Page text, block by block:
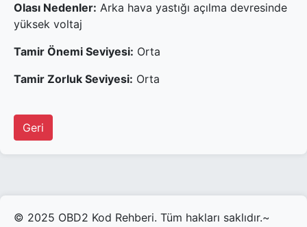
Olası Nedenler: Arka hava yastığı açılma devresinde
yüksek voltaj
Tamir Önemi Seviyesi: Orta
Tamir Zorluk Seviyesi: Orta
Geri
© 2025 OBD2 Kod Rehberi. Tüm hakları saklıdır.~